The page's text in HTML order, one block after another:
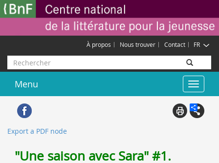
Aller
au
principal
FR
À propos Nous trouver Contact
Rechercher
Toggle
Menu
Export a PDF node
"Une saison avec Sara" #1.
Gestion des cookies